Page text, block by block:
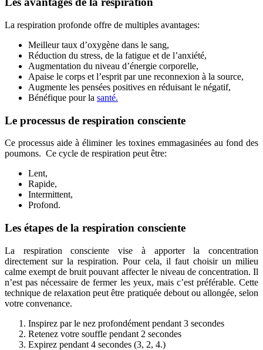
La respiration profonde offre de multiples avantages:
Meilleur taux d’oxygène dans le sang,
Réduction du stress, de la fatigue et de l’anxiété,
Augmentation du niveau d’énergie corporelle,
Apaise le corps et l’esprit par une reconnexion à la source,
Augmente les pensées positives en réduisant le négatif,
Bénéfique pour la santé.
Le processus de respiration consciente
Ce processus aide à éliminer les toxines emmagasinées au fond des
poumons. Ce cycle de respiration peut être:
Lent,
Rapide,
Intermittent,
Profond.
Les étapes de la respiration consciente
La respiration consciente vise à apporter la concentration
directement sur la respiration. Pour cela, il faut choisir un milieu
calme exempt de bruit pouvant affecter le niveau de concentration. Il
n’est pas nécessaire de fermer les yeux, mais c’est préférable. Cette
technique de relaxation peut être pratiquée debout ou allongée, selon
votre convenance.
Inspirez par le nez profondément pendant 3 secondes
Retenez votre souffle pendant 2 secondes
Expirez pendant 4 secondes (3, 2, 4.)